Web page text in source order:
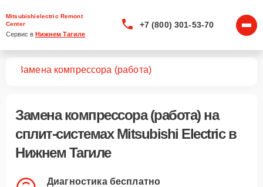
Mitsubishielectric Remont
Center
Сервис в Нижнем Тагиле
+7 (800) 301-53-70
Замена компрессора (работа)
Замена компрессора (работа)на
сплит-системах Mitsubishi Electric в
Нижнем Тагиле
Диагностика бесплатно